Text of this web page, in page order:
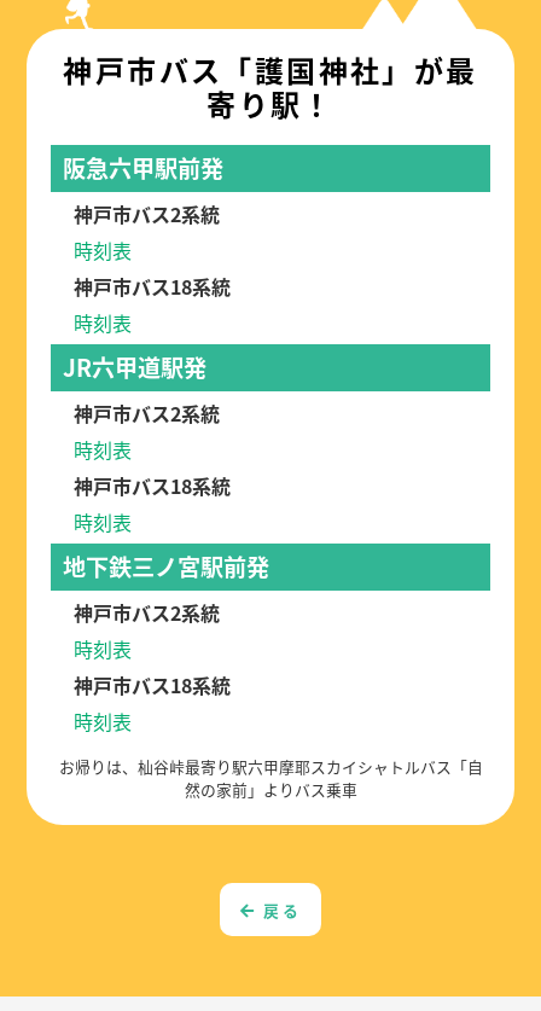
神戸市バス「護国神社」が最
寄り駅！
阪急六甲駅前発
神戸市バス2系統
時刻表
神戸市バス18系統
時刻表
JR六甲道駅発
神戸市バス2系統
時刻表
神戸市バス18系統
時刻表
地下鉄三ノ宮駅前発
神戸市バス2系統
時刻表
神戸市バス18系統
時刻表
お帰りは、杣谷峠最寄り駅六甲摩耶スカイシャトルバス「自
然の家前」よりバス乗車
戻る